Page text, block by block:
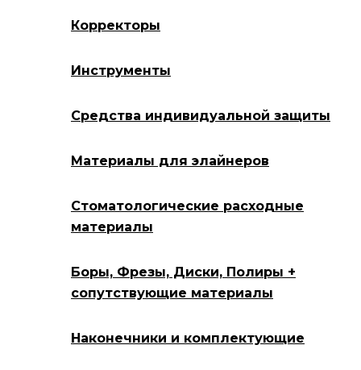
Корректоры
Инструменты
Средства индивидуальной защиты
Материалы для элайнеров
Стоматологические расходные
материалы
Боры, Фрезы, Диски, Полиры +
сопутствующие материалы
Наконечники и комплектующие